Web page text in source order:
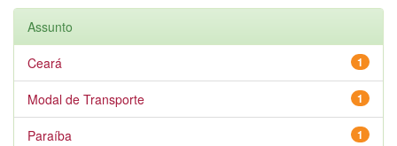
Assunto
1
Ceará
1
Modal de Transporte
1
Paraíba